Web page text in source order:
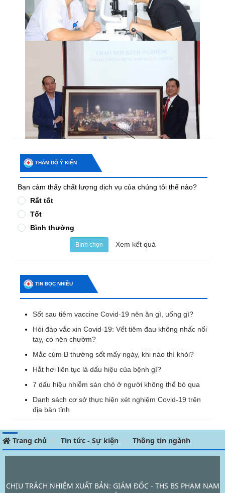
THĂM DÒ Ý KIẾN
Bạn cảm thấy chất lượng dịch vụ của chúng tôi thế nào?
Rất tốt
Tốt
Bình thường
Bình chọn Xem kết quả
TIN ĐỌC NHIỀU
Sốt sau tiêm vaccine Covid-19 nên ăn gì, uống gì?
Hỏi đáp vắc xin Covid-19: Vết tiêm đau không nhấc nổi
tay, có nên chườm?
Mắc cúm B thường sốt mấy ngày, khi nào thì khỏi?
Hắt hơi liên tục là dấu hiệu của bệnh gì?
7 dấu hiệu nhiễm sán chó ở người không thể bỏ qua
Danh sách cơ sở thực hiện xét nghiệm Covid-19 trên
địa bàn tỉnh
Trang chủ Tin tức - Sự kiện Thông tin ngành
CHỊU TRÁCH NHIỆM XUẤT BẢN: GIÁM ĐỐC - THS BS PHẠM NAM